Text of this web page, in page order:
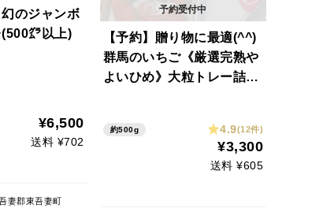
のジャンボ
㌘以上)
¥6,500
送料 ¥702
妻郡東吾妻町
【予約】贈り物に最適(^^)
群馬のいちご《厳選完熟や
よいひめ》大粒トレー詰め
斗もお申し付け下さい!
約500g 4.9(12件)
¥3,300
送料 ¥605